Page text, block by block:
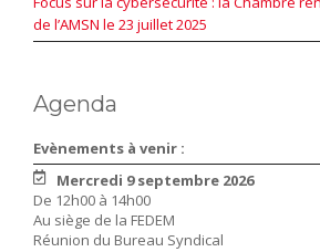
de l’AMSN le 23 juillet 2025
Agenda
Evènements à venir :
Mercredi 9 septembre 2026
De 12h00 à 14h00
Au siège de la FEDEM
Réunion du Bureau Syndical